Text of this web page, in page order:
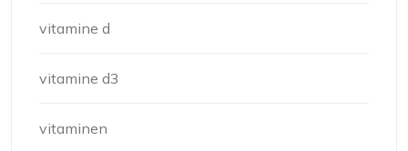
vitamine d
vitamine d3
vitaminen